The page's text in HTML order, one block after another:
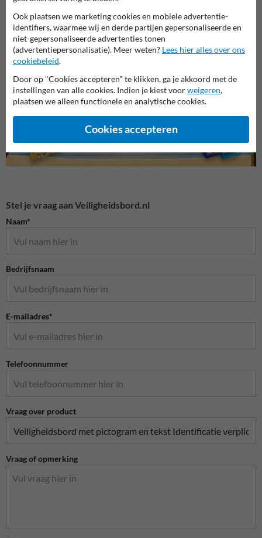
Gebodsborden
Veiligheidsborden voor
terrein
Veiligheidsborden
Stel je vraag aan Veiligheidsbord.nl
Naam*
Bedrijfsnaam
E-mailadres*
Telefoonnummer
Vraag over product
Vraag of opmerking
Ook plaatsen we marketing cookies en mobiele advertentie-
identifiers, waarmee wij en derde partijen gepersonaliseerde en
niet-gepersonaliseerde advertenties tonen
(advertentiepersonalisatie). Meer weten? Lees hier alles over ons
cookiebeleid.
Door op "Cookies accepteren" te klikken, ga je akkoord met de
instellingen van alle cookies. Indien je kiest voorweigeren,
plaatsen we alleen functionele en analytische cookies.
Cookies accepteren